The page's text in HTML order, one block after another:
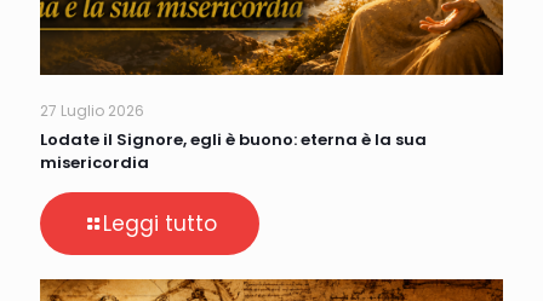
27 Luglio 2026
Lodate il Signore, egli è buono: eterna è la sua
misericordia
Leggi tutto